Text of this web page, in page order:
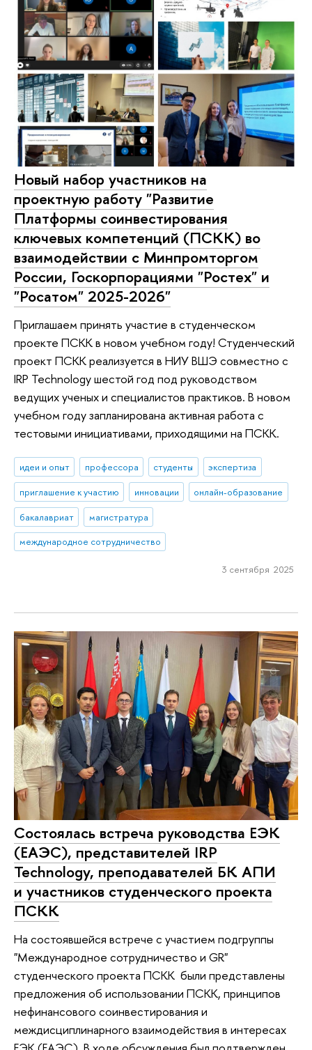
Новый набор участников на
проектную работу "Развитие
Платформы соинвестирования
ключевых компетенций (ПСКК) во
взаимодействии с Минпромторгом
России, Госкорпорациями "Ростех" и
"Росатом" 2025-2026"
Приглашаем принять участие в студенческом
проекте ПСКК в новом учебном году! Студенческий
проект ПСКК реализуется в НИУ ВШЭ совместно с
IRP Technology шестой год под руководством
ведущих ученых и специалистов практиков. В новом
учебном году запланирована активная работа с
тестовыми инициативами, приходящими на ПСКК.
идеи и опыт профессора студенты
экспертиза
приглашение к участию
инновации
онлайн-образование
бакалавриат
магистратура
международное сотрудничество
3 сентября 2025
Состоялась встреча руководства ЕЭК
(ЕАЭС), представителей IRP
Technology, преподавателей БК АПИ
и участников студенческого проекта
ПСКК
На состоявшейся встрече с участием подгруппы
"Международное сотрудничество и GR"
студенческого проекта ПСКК были представлены
предложения об использовании ПСКК, принципов
нефинансового соинвестирования и
междисциплинарного взаимодействия в интересах